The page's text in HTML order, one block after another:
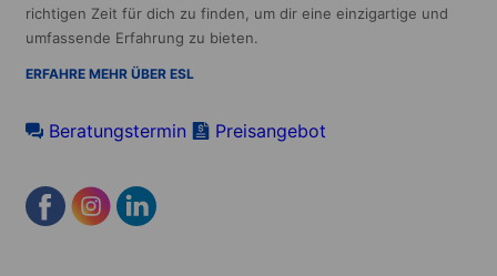
richtigen Zeit für dich zu finden, um dir eine einzigartige und
umfassende Erfahrung zu bieten.
ERFAHRE MEHR ÜBER ESL
Beratungstermin Preisangebot